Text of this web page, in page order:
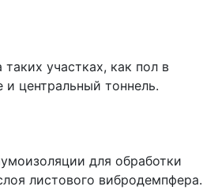
участках, как пол в
и центральный тоннель.
для обработки
листового вибродемпфера.